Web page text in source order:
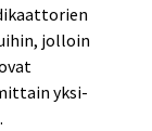
jolloin
yksi-